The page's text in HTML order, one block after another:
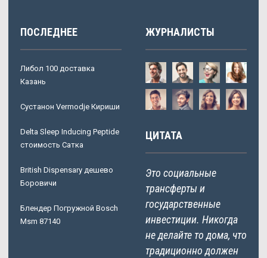
ПОСЛЕДНЕЕ
Либол 100 доставка
Казань
Сустанон Vermodje Кириши
Delta Sleep Inducing Peptide
стоимость Сатка
British Dispensary дешево
Боровичи
Блендер Погружной Bosch
Msm 87140
ЖУРНАЛИСТЫ
ЦИТАТА
Это социальные
трансферты и
государственные
инвестиции. Никогда
не делайте то дома, что
традиционно должен